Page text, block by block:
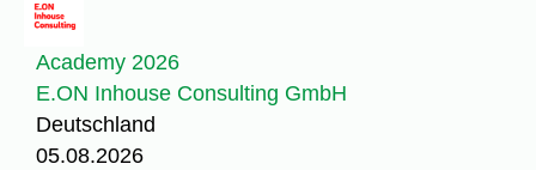
Academy 2026
E.ON Inhouse Consulting GmbH
Deutschland
05.08.2026